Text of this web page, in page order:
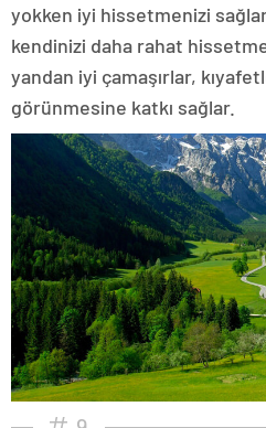
yokken iyi hissetmenizi
kendinizi daha rahat
yandan iyi çamaşırlar,
görünmesine katkı sağlar.